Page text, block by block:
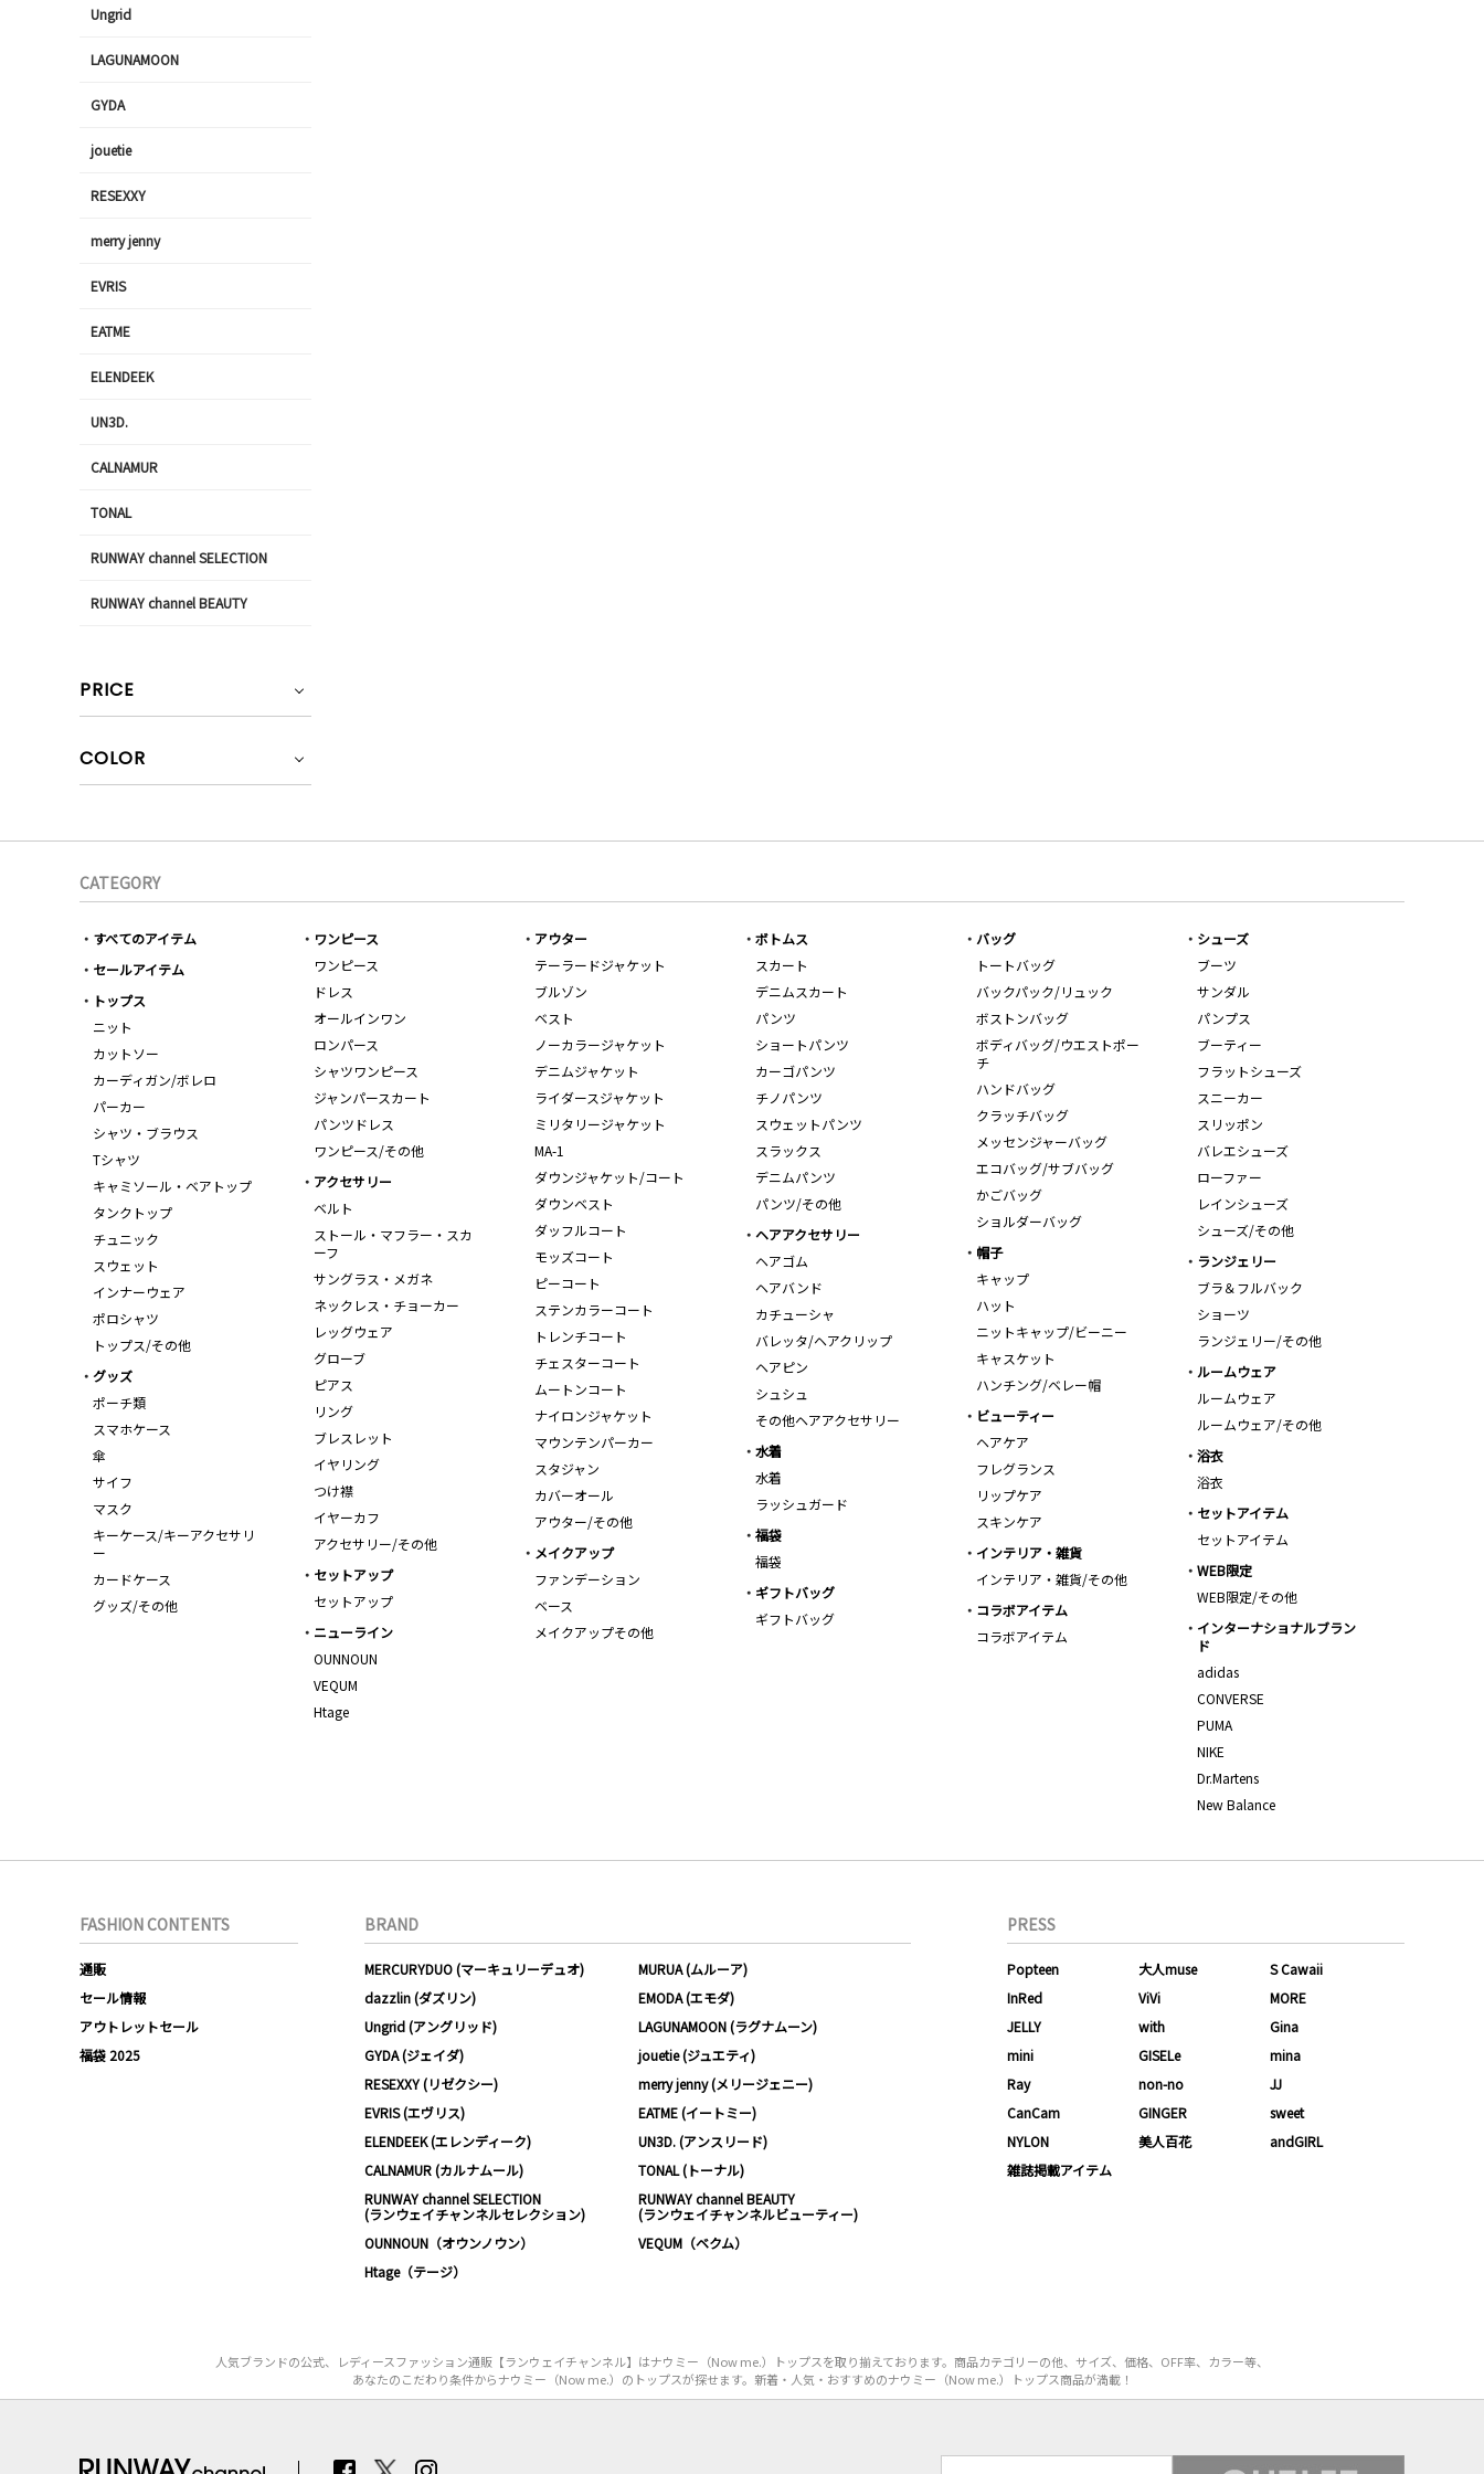
Ungrid
LAGUNAMOON
GYDA
jouetie
RESEXXY
merry jenny
EVRIS
EATME
ELENDEEK
UN3D.
CALNAMUR
TONAL
RUNWAY channel SELECTION
RUNWAY channel BEAUTY
PRICE
COLOR
CATEGORY
すべてのアイテム
セールアイテム
トップス
ニット
カットソー
カーディガン/ボレロ
パーカー
シャツ・ブラウス
Tシャツ
キャミソール・ベアトップ
タンクトップ
チュニック
スウェット
インナーウェア
ポロシャツ
トップス/その他
ワンピース
ワンピース
ドレス
オールインワン
ロンパース
シャツワンピース
ジャンパースカート
パンツドレス
ワンピース/その他
アウター
テーラードジャケット
ブルゾン
ベスト
ノーカラージャケット
デニムジャケット
ライダースジャケット
ミリタリージャケット
MA-1
ダウンジャケット/コート
ダウンベスト
ダッフルコート
モッズコート
ピーコート
ステンカラーコート
トレンチコート
チェスターコート
ムートンコート
ナイロンジャケット
マウンテンパーカー
スタジャン
カバーオール
アウター/その他
ボトムス
スカート
デニムスカート
パンツ
ショートパンツ
カーゴパンツ
チノパンツ
スウェットパンツ
スラックス
デニムパンツ
パンツ/その他
バッグ
トートバッグ
バックパック/リュック
ボストンバッグ
ボディバッグ/ウエストポー
チ
ハンドバッグ
クラッチバッグ
メッセンジャーバッグ
エコバッグ/サブバッグ
かごバッグ
ショルダーバッグ
シューズ
ブーツ
サンダル
パンプス
ブーティー
フラットシューズ
スニーカー
スリッポン
バレエシューズ
ローファー
レインシューズ
シューズ/その他
アクセサリー
ベルト
ストール・マフラー・スカ
ーフ
サングラス・メガネ
ネックレス・チョーカー
レッグウェア
グローブ
ピアス
リング
ブレスレット
イヤリング
つけ襟
イヤーカフ
アクセサリー/その他
ヘアアクセサリー
ヘアゴム
ヘアバンド
カチューシャ
バレッタ/ヘアクリップ
ヘアピン
シュシュ
その他ヘアアクセサリー
帽子
キャップ
ハット
ニットキャップ/ビーニー
キャスケット
ハンチング/ベレー帽
ランジェリー
ブラ＆フルバック
ショーツ
ランジェリー/その他
ルームウェア
ルームウェア
ルームウェア/その他
グッズ
ポーチ類
スマホケース
傘
サイフ
マスク
キーケース/キーアクセサリ
ー
カードケース
グッズ/その他
ビューティー
ヘアケア
フレグランス
リップケア
スキンケア
水着
水着
ラッシュガード
浴衣
浴衣
セットアイテム
セットアイテム
福袋
福袋
メイクアップ
ファンデーション
ベース
メイクアップその他
インテリア・雑貨
インテリア・雑貨/その他
WEB限定
WEB限定/その他
セットアップ
セットアップ
ギフトバッグ
ギフトバッグ
コラボアイテム
コラボアイテム
インターナショナルブラン
ド
adidas
CONVERSE
PUMA
NIKE
Dr.Martens
New Balance
ニューライン
OUNNOUN
VEQUM
Htage
FASHION CONTENTS
通販
セール情報
アウトレットセール
福袋 2025
BRAND
MERCURYDUO (マーキュリーデュオ)
MURUA (ムルーア)
dazzlin (ダズリン)
EMODA (エモダ)
Ungrid (アングリッド)
LAGUNAMOON (ラグナムーン)
GYDA (ジェイダ)
jouetie (ジュエティ)
RESEXXY (リゼクシー)
merry jenny (メリージェニー)
EVRIS (エヴリス)
EATME (イートミー)
ELENDEEK (エレンディーク)
UN3D. (アンスリード)
CALNAMUR (カルナムール)
TONAL (トーナル)
RUNWAY channel SELECTION
(ランウェイチャンネルセレクション)
RUNWAY channel BEAUTY
(ランウェイチャンネルビューティー)
OUNNOUN（オウンノウン）
VEQUM（ベクム）
Htage（テージ）
PRESS
Popteen 大人muse
S Cawaii
InRed
ViVi
MORE
JELLY
with
Gina
mini
GISELe
mina
Ray
non-no
JJ
CanCam
GINGER
sweet
NYLON
美人百花
andGIRL
雑誌掲載アイテム
人気ブランドの公式、レディースファッション通販【ランウェイチャンネル】はナウミー（Now me.）トップスを取り揃えております。商品カテゴリーの他、サイズ、価格、OFF率、カラー等、
あなたのこだわり条件からナウミー（Now me.）のトップスが探せます。新着・人気・おすすめのナウミー（Now me.）トップス商品が満載！